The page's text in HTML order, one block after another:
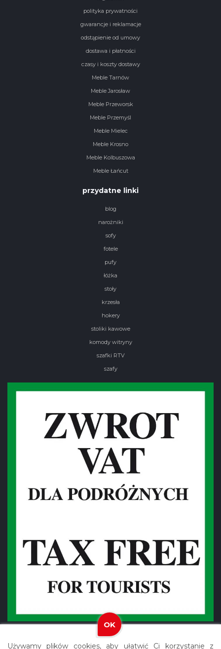
polityka prywatności
gwarancje i reklamacje
odstąpienie od umowy
dostawa i płatności
czasy i koszty dostawy
Meble Tarnów
Meble Jarosław
Meble Przeworsk
Meble Przemyśl
Meble Mielec
Meble Krosno
Meble Kolbuszowa
Meble Łańcut
przydatne linki
blog
narożniki
sofy
fotele
pufy
łóżka
stoły
krzesła
hokery
stoliki kawowe
komody witryny
szafki RTV
szafy
Używamy plików cookies, aby ułatwić Ci korzystanie z
OK